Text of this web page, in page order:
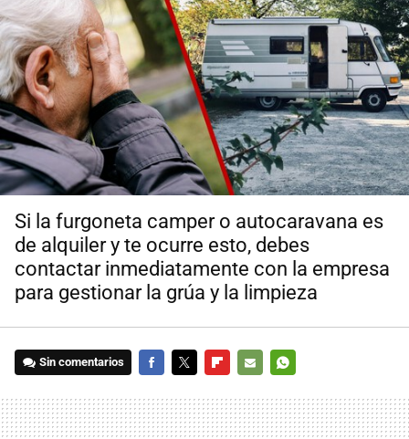
Si la furgoneta camper o autocaravana es
de alquiler y te ocurre esto, debes
contactar inmediatamente con la empresa
para gestionar la grúa y la limpieza
Sin comentarios
MAIL